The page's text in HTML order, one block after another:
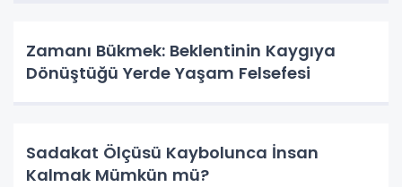
Zamanı Bükmek: Beklentinin Kaygıya
Dönüştüğü Yerde Yaşam Felsefesi
Sadakat Ölçüsü Kaybolunca İnsan
Kalmak Mümkün mü?